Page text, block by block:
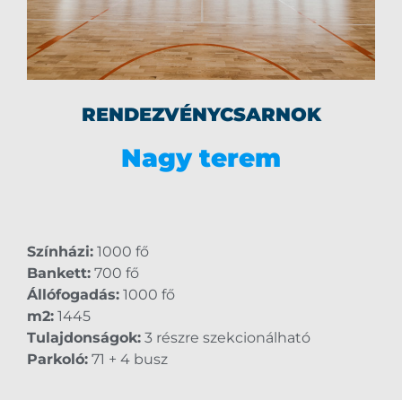
RENDEZVÉNYCSARNOK
Nagy terem
Színházi: 1000 fő
Bankett: 700 fő
Állófogadás: 1000 fő
m2: 1445
Tulajdonságok: 3 részre szekcionálható
Parkoló: 71 + 4 busz